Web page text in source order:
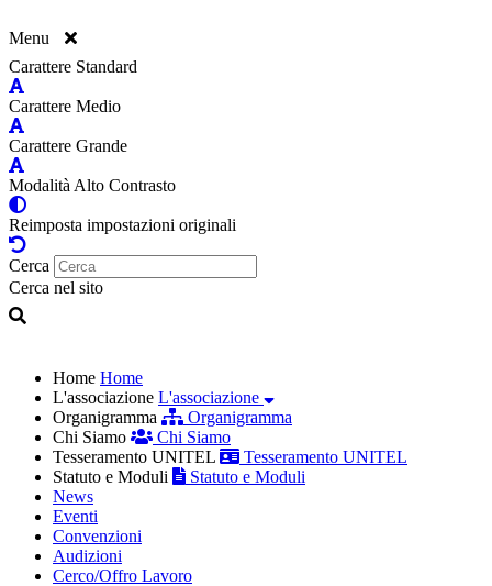
Menu
Carattere Standard
Carattere Medio
Carattere Grande
Modalità Alto Contrasto
Reimposta impostazioni originali
Cerca
Cerca nel sito
Home Home
L'associazione L'associazione
Organigramma
Organigramma
Chi Siamo
Chi Siamo
Tesseramento UNITEL
Tesseramento UNITEL
Statuto e Moduli
Statuto e Moduli
News
Eventi
Convenzioni
Audizioni
Cerco/Offro Lavoro